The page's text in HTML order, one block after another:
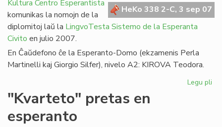
HeKo 338 2-C, 3 sep 07
Kultura Centro Esperantista
komunikas la nomojn de la
diplomitoj laŭ la LingvoTesta Sistemo de la Esperanta
Civito en julio 2007.
En Ĉaŭdefono ĉe la Esperanto-Domo (ekzamenis Perla
Martinelli kaj Giorgio Silfer), nivelo A2: KIROVA Teodora.
Legu pli
"Kvarteto" pretas en
esperanto